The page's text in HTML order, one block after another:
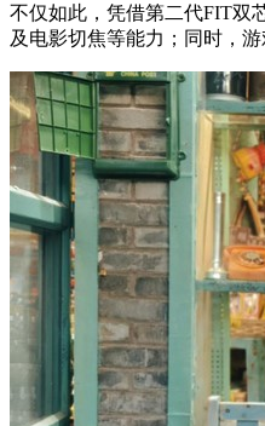
不仅如此，凭借第二代FIT双
及电影切焦等能力；同时，